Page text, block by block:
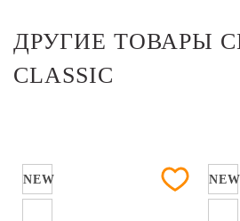
ДРУГИЕ ТОВАРЫ
CLASSIC
NEW NEW